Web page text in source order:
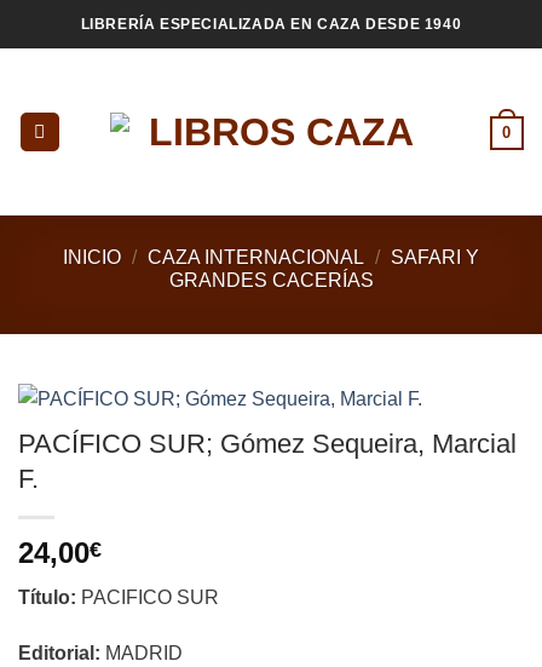
al
LIBRERÍA ESPECIALIZADA EN CAZA DESDE 1940
0
INICIO / CAZA INTERNACIONAL /
SAFARI Y
GRANDES CACERÍAS
PACÍFICO SUR; Gómez Sequeira, Marcial
F.
24,00€
Título: PACIFICO SUR
Editorial: MADRID